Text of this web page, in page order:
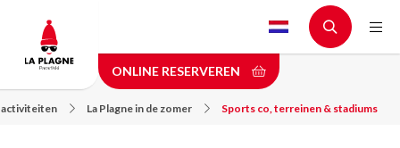
main
content
ONLINE RESERVEREN
activiteiten La Plagne in de zomer Sports co, terreinen & stadiums